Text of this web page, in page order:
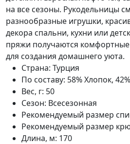
на все сезоны. Рукодельницы
разнообразные игрушки,
декора спальни, кухни или
пряжи получаются
для создания домашнего уюта.
Страна: Турция
По составу: 58% Хлопок,
Вес, г: 50
Сезон: Всесезонная
Рекомендуемый размер
Рекомендуемый размер
Длина, м: 170